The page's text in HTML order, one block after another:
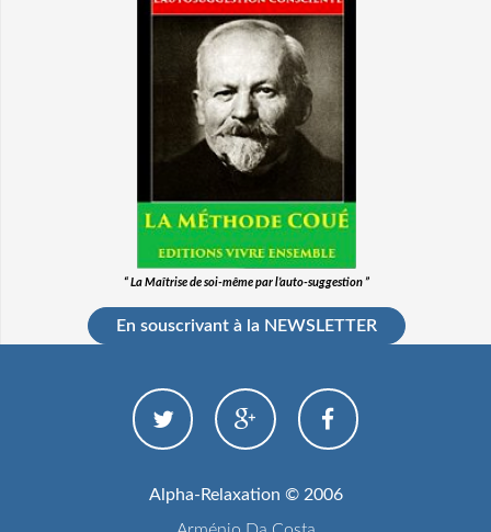
“ La Maîtrise de soi-même par l’auto-suggestion ”
En souscrivant à la NEWSLETTER
Alpha-Relaxation © 2006